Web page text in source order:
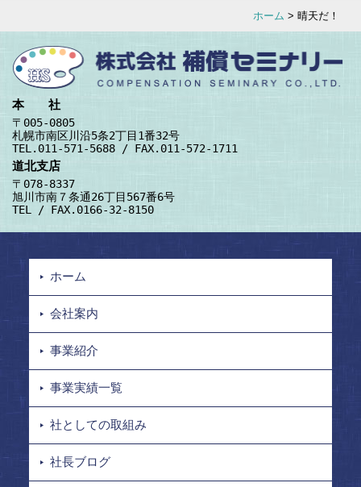
ホーム > 晴天だ！
本 社
〒005-0805
札幌市南区川沿5条2丁目1番32号
TEL.011-571-5688 / FAX.011-572-1711
道北支店
〒078-8337
旭川市南７条通26丁目567番6号
TEL / FAX.0166-32-8150
ホーム
会社案内
事業紹介
事業実績一覧
社としての取組み
社長ブログ